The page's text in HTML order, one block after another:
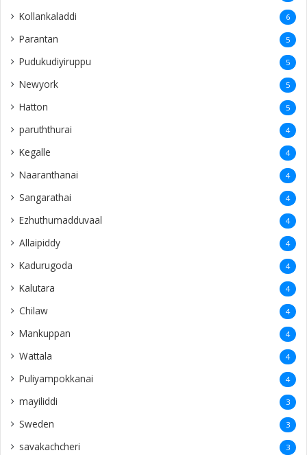
Kollankaladdi 6
Parantan 5
Pudukudiyiruppu 5
Newyork 5
Hatton 5
paruththurai 4
Kegalle 4
Naaranthanai 4
Sangarathai 4
Ezhuthumadduvaal 4
Allaipiddy 4
Kadurugoda 4
Kalutara 4
Chilaw 4
Mankuppan 4
Wattala 4
Puliyampokkanai 4
mayiliddi 3
Sweden 3
savakachcheri 3